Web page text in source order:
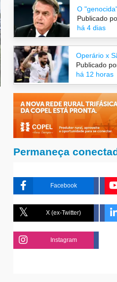
O
Publicado
há 4 dias
Operário x
Publicado
há 12 horas
Permaneça
Facebook
X (ex-Twitter)
Instagram